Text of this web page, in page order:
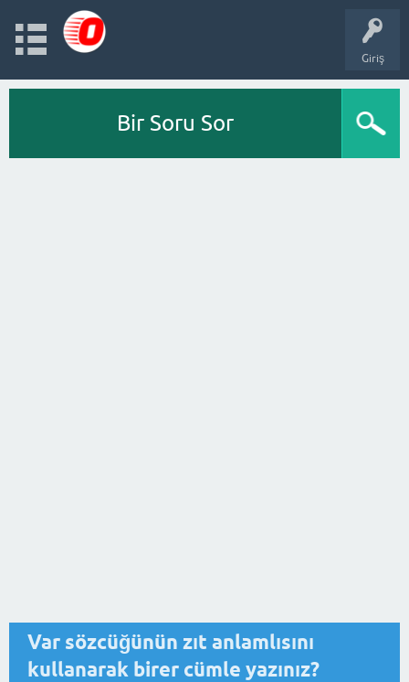
Giriş
Bir Soru Sor
Var sözcüğünün zıt anlamlısını
kullanarak birer cümle yazınız?